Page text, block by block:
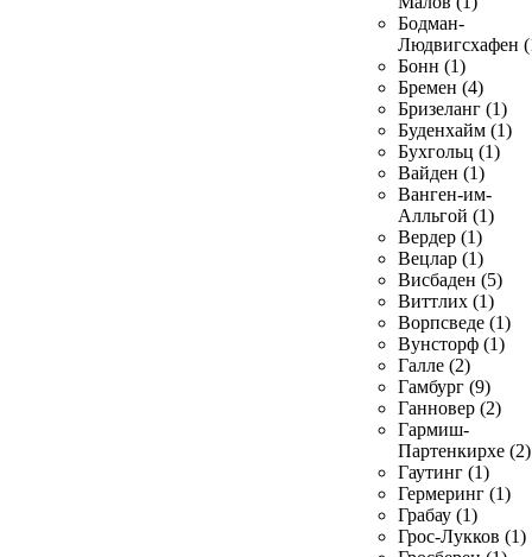
Бодман-
Людвигсхафен
Бонн (1)
Бремен (4)
Бризеланг (1)
Буденхайм (1)
Бухгольц (1)
Вайден (1)
Ванген-им-
Алльгой (1)
Вердер (1)
Вецлар (1)
Висбаден (5)
Виттлих (1)
Ворпсведе (1)
Вунсторф (1)
Галле (2)
Гамбург (9)
Ганновер (2)
Гармиш-
Партенкирхе (2)
Гаутинг (1)
Гермеринг (1)
Грабау (1)
Грос-Лукков (1)